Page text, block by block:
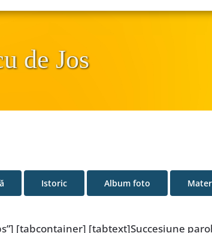
de Jos
Istoric Album foto
[tabcontainer] [tabtext]Succesiune